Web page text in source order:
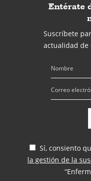
Entérate
Suscríbete
actualidad de
Sí, consiento
la gestión de la